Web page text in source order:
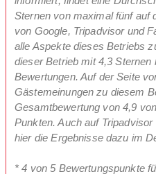
Sternen von maximal fünf auf
von Google, Tripadvisor und
alle Aspekte dieses Betriebs
dieser Betrieb mit 4,3 Sternen
Bewertungen. Auf der Seite
Gästemeinungen zu diesem
Gesamtbewertung von 4,9
Punkten. Auch auf
hier die Ergebnisse dazu im
* 4 von 5 Bewertungspunkte